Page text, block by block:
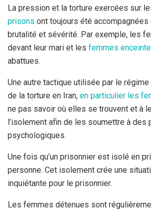
La pression et la torture exercées sur
prisons ont toujours été accompagnées
brutalité et sévérité. Par exemple, les
devant leur mari et les femmes
abattues.
Une autre tactique utilisée par le
de la torture en Iran, en particulier les
ne pas savoir où elles se trouvent et à
l’isolement afin de les soumettre à des
psychologiques.
Une fois qu’un prisonnier est isolé en
personne. Cet isolement crée une
inquiétante pour le prisonnier.
Les femmes détenues sont